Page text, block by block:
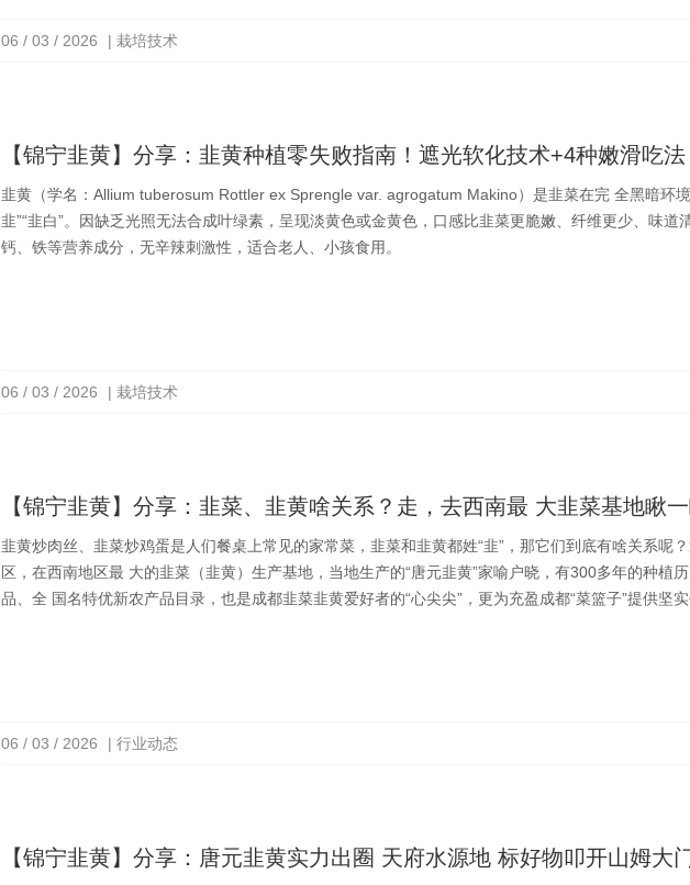
06 / 03 / 2026 | 栽培技术
【锦宁韭黄】分享：韭黄种植零失败指南！遮光软化技术+4种嫩滑吃法
韭黄（学名：Allium tuberosum Rottler ex Sprengle var. agrogatum Makino）是韭菜在完 全黑暗环
韭”“韭白”。因缺乏光照无法合成叶绿素，呈现淡黄色或金黄色，口感比韭菜更脆嫩、纤维更少、味道
钙、铁等营养成分，无辛辣刺激性，适合老人、小孩食用。
06 / 03 / 2026 | 栽培技术
【锦宁韭黄】分享：韭菜、韭黄啥关系？走，去西南最 大韭菜基地瞅
韭黄炒肉丝、韭菜炒鸡蛋是人们餐桌上常见的家常菜，韭菜和韭黄都姓“韭”，那它们到底有啥关系呢
区，在西南地区最 大的韭菜（韭黄）生产基地，当地生产的“唐元韭黄”家喻户晓，有300多年的种植
品、全 国名特优新农产品目录，也是成都韭菜韭黄爱好者的“心尖尖”，更为充盈成都“菜篮子”提供坚实
06 / 03 / 2026 | 行业动态
【锦宁韭黄】分享：唐元韭黄实力出圈 天府水源地 标好物叩开山姆大